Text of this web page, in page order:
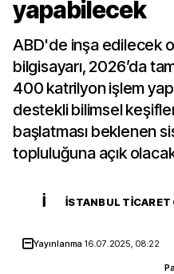
yapabilecek
ABD'de inşa edilecek
bilgisayarı, 2026’da
400 katrilyon işlem
destekli bilimsel
başlatması beklenen
topluluğuna açık
İ İSTANBUL TICARET
Yayınlanma 16.07.2025, 08:22